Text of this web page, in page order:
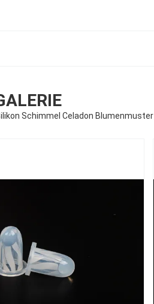
Schimmel Celadon Blumenmuster